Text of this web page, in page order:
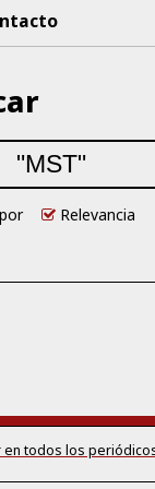
Relevancia
en todos los